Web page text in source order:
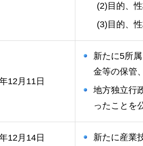
(2)目的、
(3)目的、
12月11日
新たに5所
金等の保管
地方独立行
ったことを
12月14日 新たに産業